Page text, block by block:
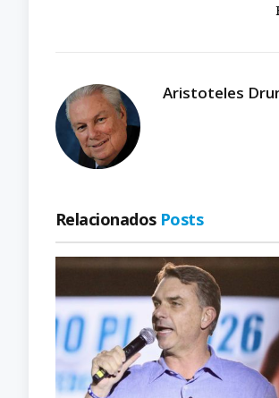
Aristoteles
Relacionados Posts